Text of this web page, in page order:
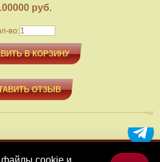
руб.
во:
В КОРЗИНУ
ОТЗЫВ
файлы cookie и